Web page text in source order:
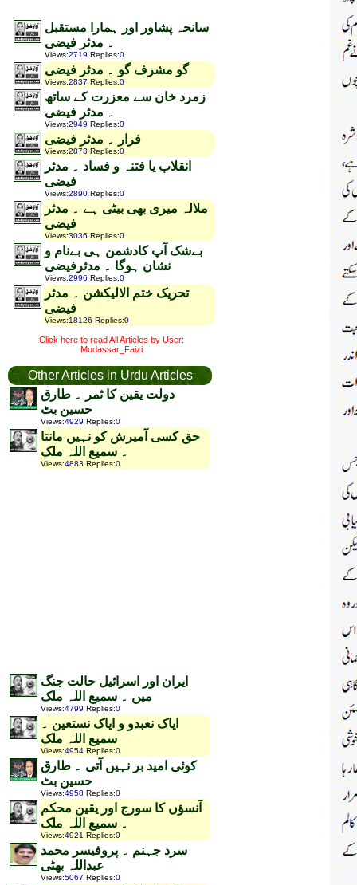
سانحہ پشاور اور ہمارا مستقبل
۔ مدثر فیضی
Views:2719 Replies:0
گو مشرف گو ۔ مدثر فیضی
Views:2837 Replies:0
زمرد خان سے معزرت کے ساتھ
۔ مدثر فیضی
Views:2949 Replies:0
فرار ۔ مدثر فیضی
Views:2873 Replies:0
انقلاب یا فتنہ و فساد ۔ مدثر
فیضی
Views:2890 Replies:0
ملالہ میری بھی بیٹی ہے ۔ مدثر
فیضی
Views:3036 Replies:0
بےشک آپ کادشمن ہی بےنام و
نشان ہوگا ۔ مدثرفیضی
Views:2996 Replies:0
تحریک ختم الالیکشن ۔ مدثر
فیضی
Views:18126 Replies:0
Click here to read All Articles by User:
Mudassar_Faizi
Other Articles in Urdu Articles
دولت یقین کا ثمر ۔ طارق
حسین بٹ
Views:4929 Replies:0
حق کسی آمیرش کو نہیں مانتا
۔ سمیع اللہ ملک
Views:4883 Replies:0
ایران اور اسرائیل حالت جنگ
میں ۔ سمیع اللہ ملک
Views:4799 Replies:0
ایاک نعبدو و ایاک نستعین ۔
سمیع اللہ ملک
Views:4954 Replies:0
کوئی امید بر نہیں آتی ۔ طارق
حسین بٹ
Views:4958 Replies:0
آنسؤں کا سورج اور یقین محکم
۔ سمیع اللہ ملک
Views:4921 Replies:0
سرد جہنم ۔ پروفیسر محمد
عبداللہ بھٹی
Views:5067 Replies:0